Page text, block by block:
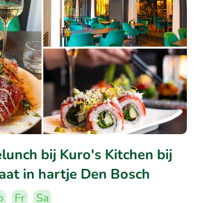
bij Kuro's Kitchen bij
in hartje Den Bosch
Fr
Sa